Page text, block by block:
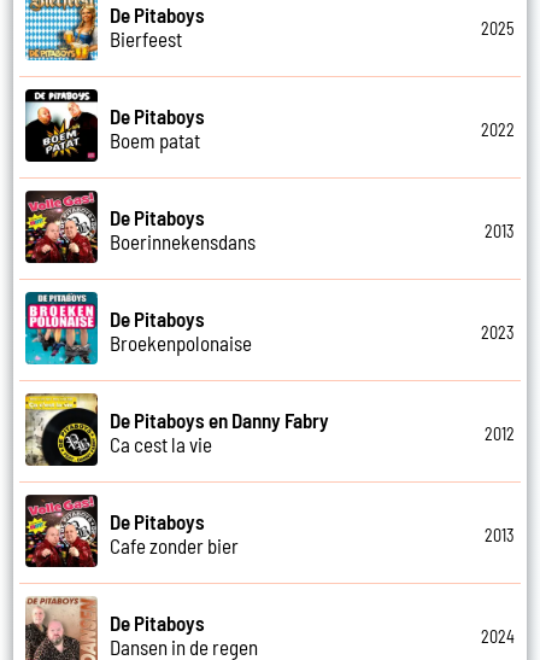
De Pitaboys
Bierfeest
2025
De Pitaboys
Boem patat
2022
De Pitaboys
Boerinnekensdans
2013
De Pitaboys
Broekenpolonaise
2023
De Pitaboys en Danny Fabry
Ca cest la vie
2012
De Pitaboys
Cafe zonder bier
2013
De Pitaboys
Dansen in de regen
2024